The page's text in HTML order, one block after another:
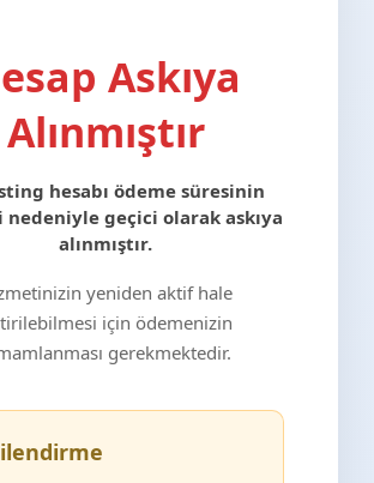
Askıya
Alınmıştır
hesabı ödeme süresinin
nedeniyle geçici olarak askıya
alınmıştır.
yeniden aktif hale
için ödemenizin
gerekmektedir.